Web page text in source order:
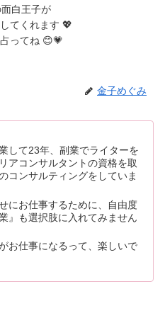
白王子が
てくれます 💖
ってね 😊💗
金子めぐみ
して23年、副業でライターを
アコンサルタントの資格を取
コンサルティングをしていま
にお仕事するために、自由度
』も選択肢に入れてみません
お仕事になるって、楽しいで